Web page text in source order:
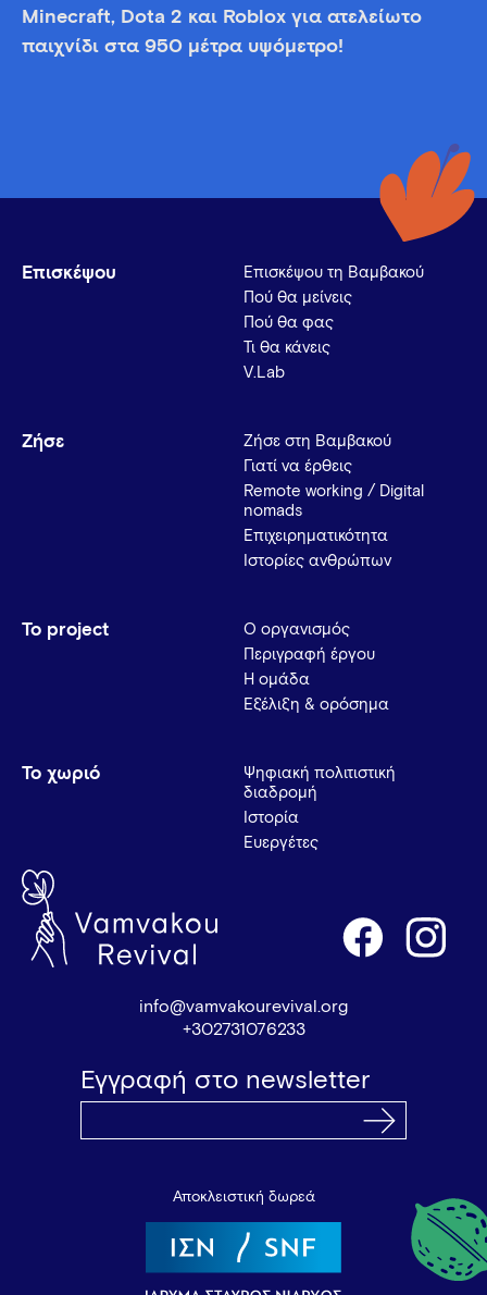
Minecraft, Dota 2 και Roblox για ατελείωτο
παιχνίδι στα 950 μέτρα υψόμετρο!
Επισκέψου
Επισκέψου τη Βαμβακού
Πού θα μείνεις
Πού θα φας
Τι θα κάνεις
V.Lab
Ζήσε
Ζήσε στη Βαμβακού
Γιατί να έρθεις
Remote working / Digital
nomads
Επιχειρηματικότητα
Ιστορίες ανθρώπων
Το project
Ο οργανισμός
Περιγραφή έργου
Η ομάδα
Εξέλιξη & ορόσημα
Το χωριό
Ψηφιακή πολιτιστική
διαδρομή
Ιστορία
Ευεργέτες
info@vamvakourevival.org
+302731076233
Εγγραφή στο newsletter
Αποκλειστική δωρεά